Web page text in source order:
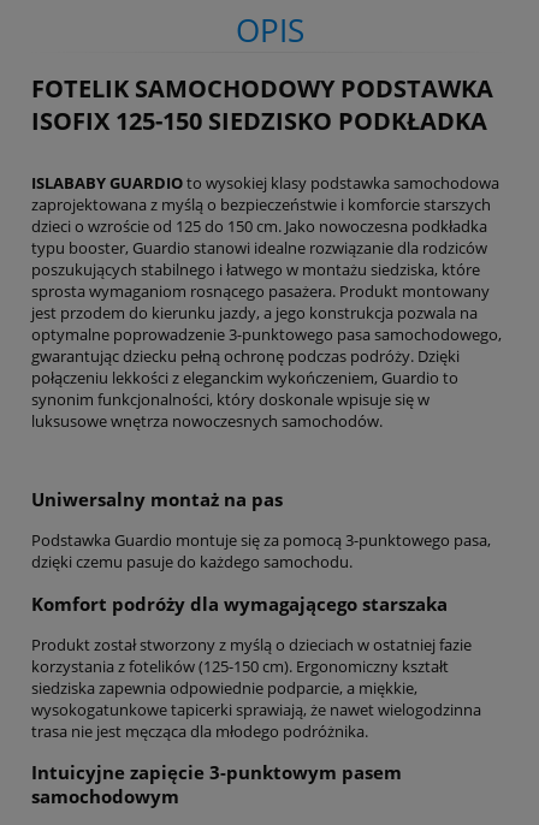
OPIS
FOTELIK SAMOCHODOWY PODSTAWKA
ISOFIX 125-150 SIEDZISKO PODKŁADKA
ISLABABY GUARDIOto wysokiej klasy podstawka samochodowa
zaprojektowana z myślą o bezpieczeństwie i komforcie starszych
dzieci o wzroście od 125 do 150 cm. Jako nowoczesna podkładka
typu booster, Guardio stanowi idealne rozwiązanie dla rodziców
poszukujących stabilnego i łatwego w montażu siedziska, które
sprosta wymaganiom rosnącego pasażera. Produkt montowany
jest przodem do kierunku jazdy, a jego konstrukcja pozwala na
optymalne poprowadzenie 3-punktowego pasa samochodowego,
gwarantując dziecku pełną ochronę podczas podróży. Dzięki
połączeniu lekkości z eleganckim wykończeniem, Guardio to
synonim funkcjonalności, który doskonale wpisuje się w
luksusowe wnętrza nowoczesnych samochodów.
Uniwersalny montaż na pas
Podstawka Guardio montuje się za pomocą 3-punktowego pasa,
dzięki czemu pasuje do każdego samochodu.
Komfort podróży dla wymagającego starszaka
Produkt został stworzony z myślą o dzieciach w ostatniej fazie
korzystania z fotelików (125-150 cm). Ergonomiczny kształt
siedziska zapewnia odpowiednie podparcie, a miękkie,
wysokogatunkowe tapicerki sprawiają, że nawet wielogodzinna
trasa nie jest męcząca dla młodego podróżnika.
Intuicyjne zapięcie 3-punktowym pasem
samochodowym